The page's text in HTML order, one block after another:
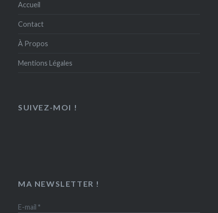
Accueil
Contact
À Propos
Mentions Légales
SUIVEZ-MOI !
MA NEWSLETTER !
E-mail*